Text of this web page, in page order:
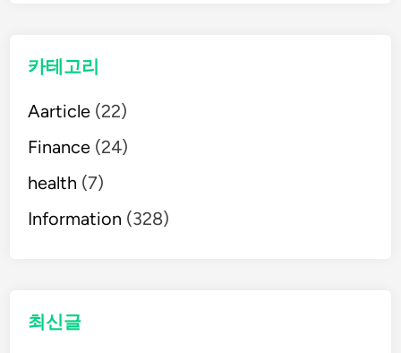
카테고리
Aarticle (22)
Finance (24)
health (7)
Information (328)
최신글